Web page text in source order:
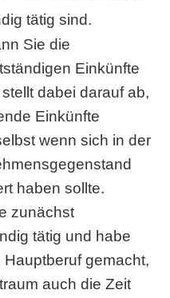
tätig sind.
Sie die
Einkünfte
dabei darauf ab,
Einkünfte
wenn sich in der
haben sollte.
zunächst
tätig und habe
gemacht,
auch die Zeit